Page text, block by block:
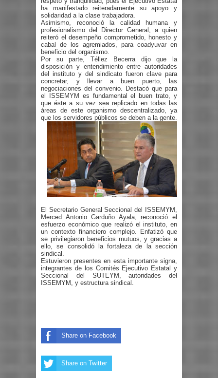
ha manifestado reiteradamente su apoyo y
solidaridad a la clase trabajadora.
Asimismo, reconoció la calidad humana y
profesionalismo del Director General, a quien
reiteró el desempeño comprometido, honesto y
cabal de los agremiados, para coadyuvar en
beneficio del organismo.
Por su parte, Téllez Becerra dijo que la
disposición y entendimiento entre autoridades
del instituto y del sindicato fueron clave para
concretar, y llevar a buen puerto, las
negociaciones del convenio. Destacó que para
el ISSEMYM es fundamental el buen trato, y
que éste a su vez sea replicado en todas las
áreas de este organismo descentralizado, ya
que los servidores públicos se deben a la gente.
El Secretario General Seccional del ISSEMYM,
Merced Antonio Garduño Ayala, reconoció el
esfuerzo económico que realizó el instituto, en
un contexto financiero complejo. Enfatizó que
se privilegiaron beneficios mutuos, y gracias a
ello, se consolidó la fortaleza de la sección
sindical.
Estuvieron presentes en esta importante signa,
integrantes de los Comités Ejecutivo Estatal y
Seccional del SUTEYM, autoridades del
ISSEMYM, y estructura sindical.
Share on Facebook
Share on Twitter